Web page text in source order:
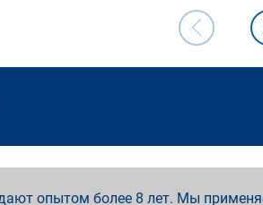
опытом более 8 лет. Мы